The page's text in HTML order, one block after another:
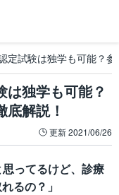
定試験は独学も可能？
は独学も可能？
解説！
更新2021/06/26
ってるけど、診療
るの？」